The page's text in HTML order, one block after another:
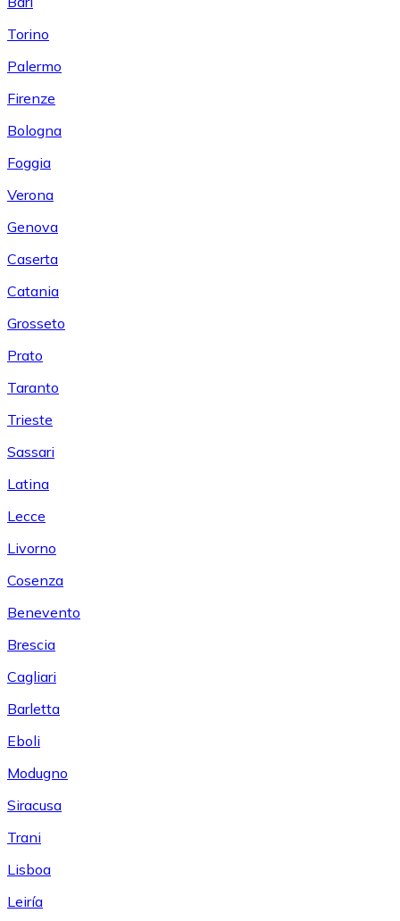
Torino
Palermo
Firenze
Bologna
Foggia
Verona
Genova
Caserta
Catania
Grosseto
Prato
Taranto
Trieste
Sassari
Latina
Lecce
Livorno
Cosenza
Benevento
Brescia
Cagliari
Barletta
Eboli
Modugno
Siracusa
Trani
Lisboa
Leiría